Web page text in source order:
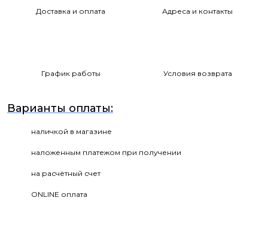
Доставка и оплата Адреса и контакты
График работы Условия возврата
Варианты оплаты:
наличкой в магазине
наложенным платежом при получении
на расчётный счет
ONLINE оплата